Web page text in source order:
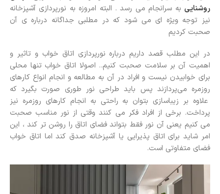
روشنایی به سرانجام می رسد . البته امروزه به نورپردازی آشپزخانه
نیز توجه ویژه ای می شود که در مطلبی جداگانه درباره ی آن
صحبت کردیم
در این مطلب قصد داریم درباره نورپردازی اتاق خواب و تاثیر و
اهمیت آن بر سلامت صحبت کنیم.. اصولا اتاق خواب تنها محلی
برای خوابیدن نیست و افراد در آن به مطالعه و انجام انواع کارهای
روزمره می‌پردازند پس باید طراحی نور طوری صورت بگیرد که
علاوه بر زیباسازی بتوان به راحتی به انجام کارهای روزمره نیز
پرداخت. برخی از افراد فکر می کنند وقتی از نور مناسب صحبت
می کنیم یعنی آن نور فقط بتواند فضای اتاق را روشن تر کند ، این
امر شاید برای اتاق پذیرایی یا آشپزخانه صدق کند اما اتاق خواب
فضای متفاوتی است.